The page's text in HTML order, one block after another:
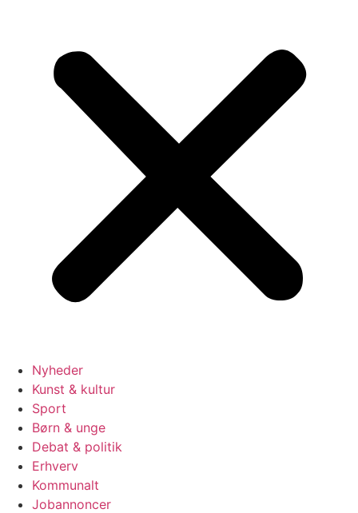
Nyheder
Kunst & kultur
Sport
Børn & unge
Debat & politik
Erhverv
Kommunalt
Jobannoncer